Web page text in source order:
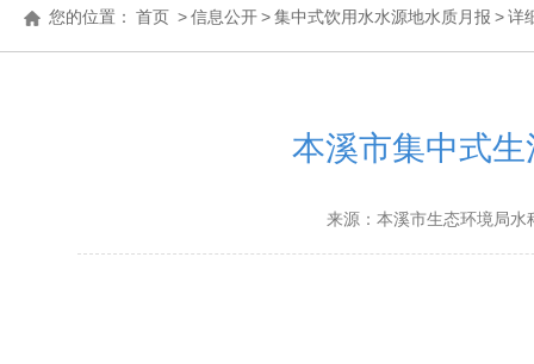
您的位置： 首页 >信息公开>集中式饮用水水源地水质月报 >详
本溪市集中式
来源：本溪市生态环境局